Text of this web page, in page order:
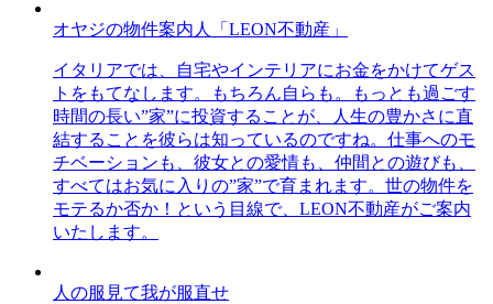
オヤジの物件案内人「LEON不動産」
イタリアでは、自宅やインテリアにお金をかけてゲス
トをもてなします。もちろん自らも。もっとも過ごす
時間の長い”家”に投資することが、人生の豊かさに直
結することを彼らは知っているのですね。仕事へのモ
チベーションも、彼女との愛情も、仲間との遊びも、
すべてはお気に入りの”家”で育まれます。世の物件を
モテるか否か！という目線で、LEON不動産がご案内
いたします。
人の服見て我が服直せ